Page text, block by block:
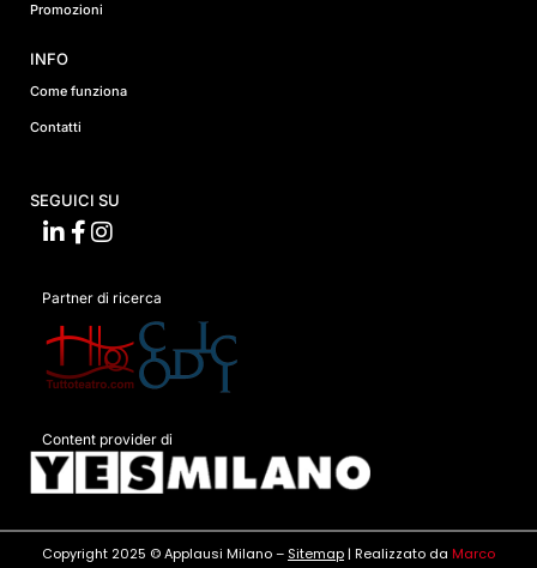
Promozioni
INFO
Come funziona
Contatti
SEGUICI SU
Partner di ricerca
Content provider di
Copyright 2025 © Applausi Milano – Sitemap| Realizzato da Marco